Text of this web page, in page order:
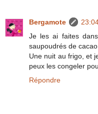
Bergamote
Je les ai faites
saupoudrés de
Une nuit au frigo, et
peux les congeler
Répondre